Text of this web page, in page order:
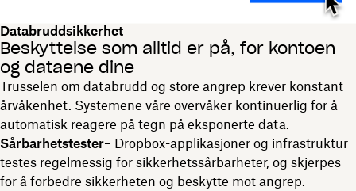
Databruddsikkerhet
Beskyttelse som alltid er på, for kontoen
og dataene dine
Trusselen om databrudd og store angrep krever konstant
årvåkenhet. Systemene våre overvåker kontinuerlig for å
automatisk reagere på tegn på eksponerte data.
Sårbarhetstester– Dropbox-applikasjoner og infrastruktur
testes regelmessig for sikkerhetssårbarheter, og skjerpes
for å forbedre sikkerheten og beskytte mot angrep.